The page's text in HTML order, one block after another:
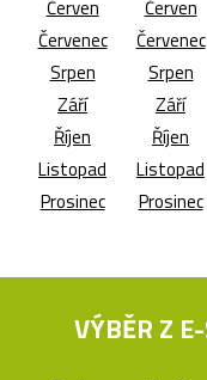
Červen
Červenec
Srpen
Září
Říjen
Listopad
Prosinec
Červen
Červenec
Srpen
Září
Říjen
Listopad
Prosinec
VÝBĚR Z